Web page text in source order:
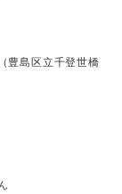
豊島区立千登世橋